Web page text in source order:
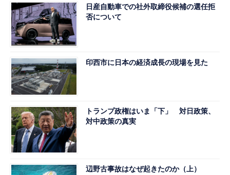
日産自動車での社外取締役候補の選任拒
否について
印西市に日本の経済成長の現場を見た
トランプ政権はいま「下」 対日政策、
対中政策の真実
辺野古事故はなぜ起きたのか（上）